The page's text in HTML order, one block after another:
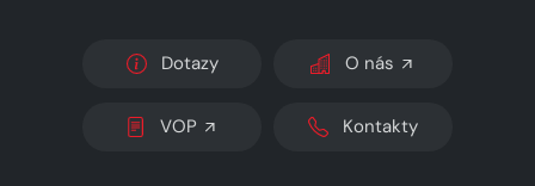
Dotazy O nás
VOP Kontakty